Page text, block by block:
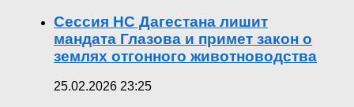
Сессия НС Дагестана лишит
мандата Глазова и примет закон о
землях отгонного животноводства
25.02.2026 23:25